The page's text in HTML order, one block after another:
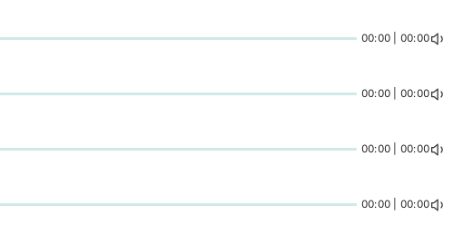
00:00 | 00:00
00:00 | 00:00
00:00 | 00:00
00:00 | 00:00